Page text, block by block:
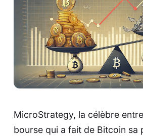
MicroStrategy, la célèbre
bourse qui a fait de Bitcoin sa